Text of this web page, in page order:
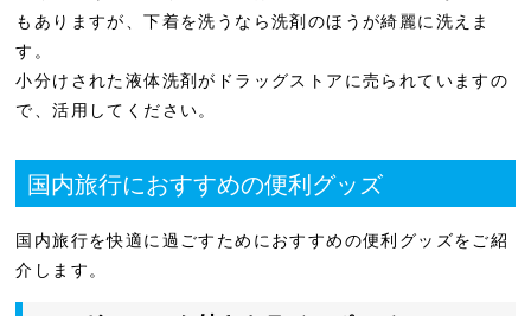
もありますが、下着を洗うなら洗剤のほうが綺麗に洗えま
す。
小分けされた液体洗剤がドラッグストアに売られていますの
で、活用してください。
国内旅行におすすめの便利グッズ
国内旅行を快適に過ごすためにおすすめの便利グッズをご紹
介します。